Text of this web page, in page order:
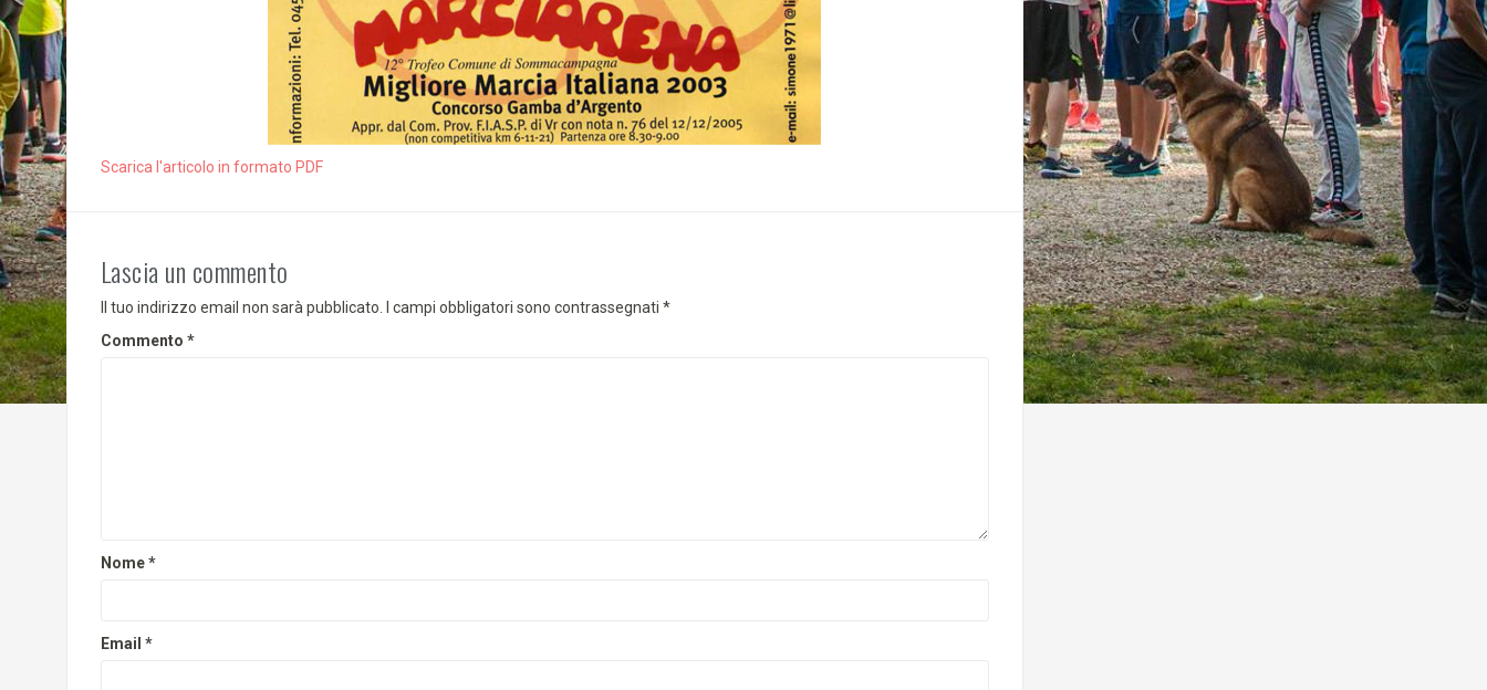
Scarica l'articolo in formato PDF
Lascia un commento
Il tuo indirizzo email non sarà pubblicato. I campi obbligatori sono contrassegnati *
Commento *
Nome*
Email *